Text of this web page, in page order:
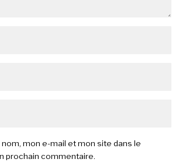
mon e-mail et mon site dans le
prochain commentaire.